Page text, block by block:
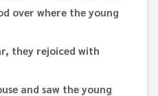
over where the young
they rejoiced with
and saw the young